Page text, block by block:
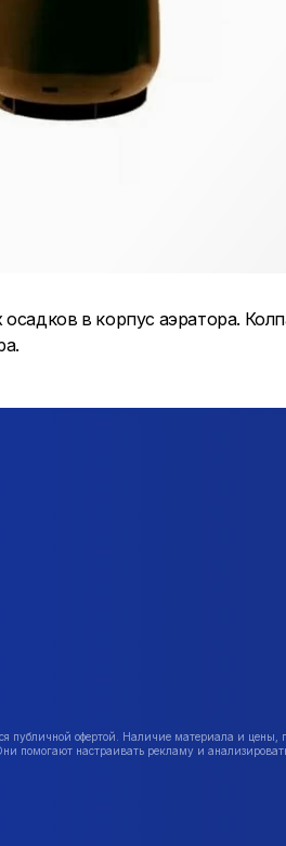
в корпус аэратора.
офертой. Наличие материала и цены,
помогают настраивать рекламу и